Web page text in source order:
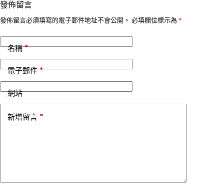
發佈留言
發佈留言必須填寫的電子郵件地址不會公開。 必填欄位標示為 *
名稱*
電子郵件*
網站
新增留言 *